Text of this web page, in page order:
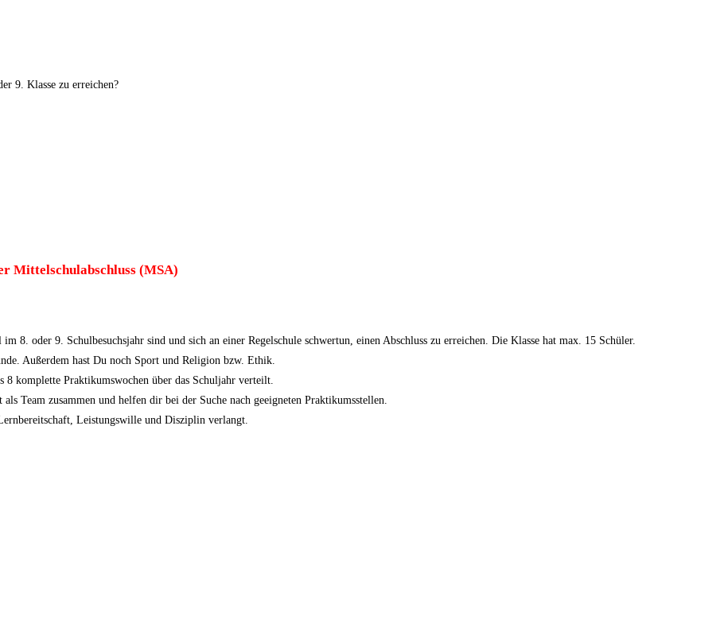
9. Klasse zu erreichen?
Mittelschulabschluss (MSA)
8. oder 9. Schulbesuchsjahr sind und sich an einer Regelschule schwertun, einen Abschluss zu erreichen. Die Klasse hat max. 15 Schüler.
Außerdem hast Du noch Sport und Religion bzw. Ethik.
komplette Praktikumswochen über das Schuljahr verteilt.
Team zusammen und helfen dir bei der Suche nach geeigneten Praktikumsstellen.
Leistungswille und Disziplin verlangt.